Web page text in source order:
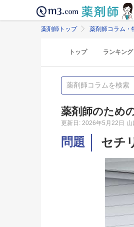
薬剤師トップ 薬剤師コラム・
トップ ランキング
薬剤師のため
更新日: 2026年5月22日 山
問題 セチ